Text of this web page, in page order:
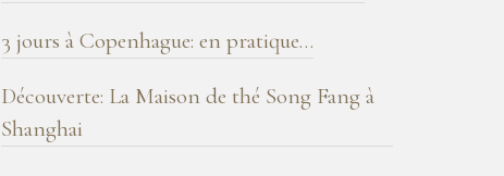
3 jours à Copenhague: en pratique…
Découverte: La Maison de thé Song Fang à
Shanghai